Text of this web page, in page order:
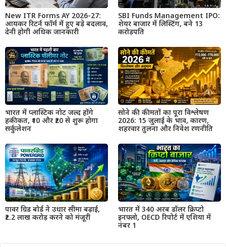
New ITR Forms AY 2026-27:
आयकर रिटर्न फॉर्म में हुए बड़े बदलाव,
देनी होगी अधिक जानकारी
SBI Funds Management IPO:
शेयर बाजार में लिस्टिंग, बने 13
करोड़पति
भारत में प्लास्टिक नोट जल्द होंगे
हकीकत, ₹10 और ₹20 से शुरू होगा
सर्कुलेशन
सोने की कीमतों का पूरा विश्लेषण
2026: 15 जुलाई के भाव, कारण,
शहरवार तुलना और निवेश रणनीति
पावर ग्रिड बोर्ड ने उधार सीमा बढ़ाई,
₹2.2 लाख करोड़ करने को मंजूरी
भारत में 340 अरब डॉलर क्रिप्टो
इनफ्लो, OECD रिपोर्ट में एशिया में
नंबर 1